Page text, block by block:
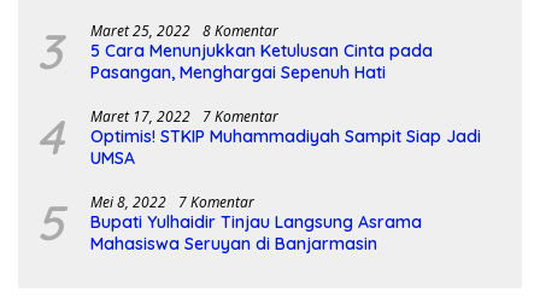
3 Maret 25, 2022 8 Komentar
5 Cara Menunjukkan Ketulusan Cinta pada
Pasangan, Menghargai Sepenuh Hati
4 Maret 17, 2022 7 Komentar
Optimis! STKIP Muhammadiyah Sampit Siap Jadi
UMSA
5 Mei 8, 2022 7 Komentar
Bupati Yulhaidir Tinjau Langsung Asrama
Mahasiswa Seruyan di Banjarmasin